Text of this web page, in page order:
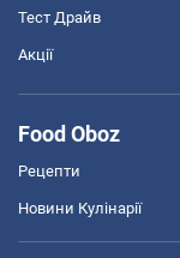
Тест Драйв
Акції
Food Oboz
Рецепти
Новини Кулінарії